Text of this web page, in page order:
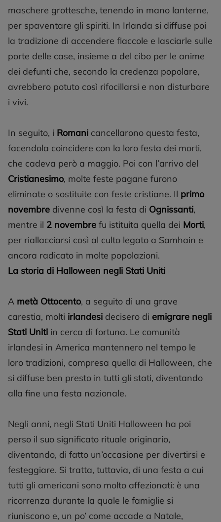
maschere grottesche, tenendo in mano lanterne,
per spaventare gli spiriti. In Irlanda si diffuse poi
la tradizione di accendere fiaccole e lasciarle sulle
porte delle case, insieme a del cibo per le anime
dei defunti che, secondo la credenza popolare,
avrebbero potuto così rifocillarsi e non disturbare
i vivi.
In seguito, i Romani cancellarono questa festa,
facendola coincidere con la loro festa dei morti,
che cadeva però a maggio. Poi con l’arrivo del
Cristianesimo, molte feste pagane furono
eliminate o sostituite con feste cristiane. Il primo
novembre divenne così la festa di Ognissanti,
mentre il 2 novembre fu istituita quella dei Morti,
per riallacciarsi così al culto legato a Samhain e
ancora radicato in molte popolazioni.
La storia di Halloween negli Stati Uniti
A metà Ottocento, a seguito di una grave
carestia, molti irlandesi decisero di emigrare negli
Stati Uniti in cerca di fortuna. Le comunità
irlandesi in America mantennero nel tempo le
loro tradizioni, compresa quella di Halloween, che
si diffuse ben presto in tutti gli stati, diventando
alla fine una festa nazionale.
Negli anni, negli Stati Uniti Halloween ha poi
perso il suo significato rituale originario,
diventando, di fatto un’occasione per divertirsi e
festeggiare. Si tratta, tuttavia, di una festa a cui
tutti gli americani sono molto affezionati: è una
ricorrenza durante la quale le famiglie si
riuniscono e, un po’ come accade a Natale,